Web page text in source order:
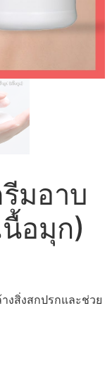
มอาบ
นื้อมุก)
งสิ่งสกปรกและช่วย